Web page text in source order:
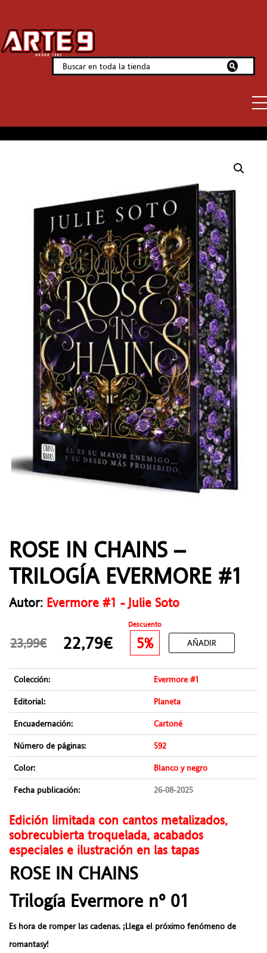
ROSE IN CHAINS –
TRILOGÍA EVERMORE #1
Autor: Evermore #1 - Julie Soto
Descuento
23,99€ 22,79€ 5% AÑADIR
Colección:
Evermore #1
Editorial:
Planeta
Encuadernación:
Cartoné
Número de páginas:
592
Color:
Blanco y negro
Fecha publicación:
26-08-2025
Edición limitada con cantos metalizados,
sobrecubierta troquelada, acabados
especiales e ilustración en las tapas
ROSE IN CHAINS
Trilogía Evermore nº 01
Es hora de romper las cadenas. ¡Llega el próximo fenómeno de
romantasy!